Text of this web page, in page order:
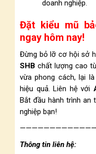
doanh nghiệp.
Đặt kiểu mũ
ngay hôm nay!
Đừng bỏ lỡ cơ hội sở
SHB chất lượng cao
vừa phong cách, lại
hiệu quả. Liên hệ với
Bắt đầu hành trình an
nghiệp bạn!
Thông tin liên hệ: